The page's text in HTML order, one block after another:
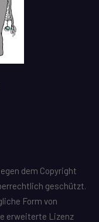
dem Copyright
geschützt.
Form von
erweiterte Lizenz